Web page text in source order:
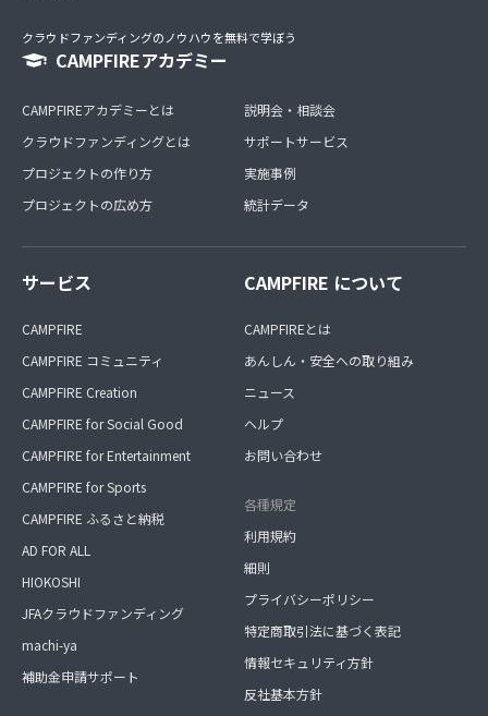
クラウドファンディングのノウハウを無料で学ぼう
CAMPFIREアカデミー
CAMPFIREアカデミーとは
クラウドファンディングとは
プロジェクトの作り方
プロジェクトの広め方
説明会・相談会
サポートサービス
実施事例
統計データ
サービス
CAMPFIRE
CAMPFIRE コミュニティ
CAMPFIRE Creation
CAMPFIRE for Social Good
CAMPFIRE for Entertainment
CAMPFIRE for Sports
CAMPFIRE ふるさと納税
AD FOR ALL
HIOKOSHI
JFAクラウドファンディング
machi-ya
補助金申請サポート
CAMPFIRE について
CAMPFIREとは
あんしん・安全への取り組み
ニュース
ヘルプ
お問い合わせ
各種規定
利用規約
細則
プライバシーポリシー
特定商取引法に基づく表記
情報セキュリティ方針
反社基本方針